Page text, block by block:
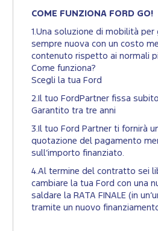
COME FUNZIONA FORD GO!
1.Una soluzione di mobilità per
sempre nuova con un costo
contenuto rispetto ai normali
Come funziona?
Scegli la tua Ford
2.Il tuo FordPartner fissa
Garantito tra tre anni
3.Il tuo Ford Partner ti fornirà
quotazione del pagamento
sull’importo finanziato.
4.Al termine del contratto sei
cambiare la tua Ford con una
saldare la RATA FINALE (in
tramite un nuovo